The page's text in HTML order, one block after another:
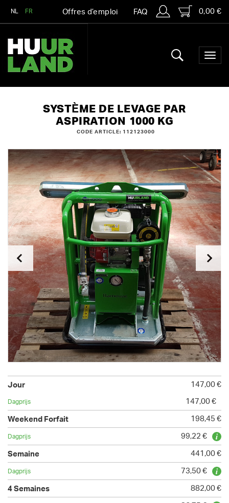
NL FR Offres d’emploi FAQ 0,00 €
SYSTÈME DE LEVAGE PAR
ASPIRATION 1000 KG
CODE ARTICLE: 112123000
147,00 €
147,00 €
198,45 €
99,22 €
441,00 €
73,50 €
882,00 €